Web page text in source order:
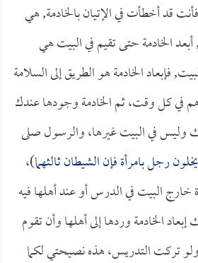
قد أخطأت في الإتيان بالخادمة, هي
الخادمة حتى تقيم في البيت هي
فإبعاد الخادمة هو الطريق إلى السلامة
في كل وقت، ثم الخادمة وجودها عندك
وليس في البيت غيرها، والرسول صلى
رجل بامرأة فإن الشيطان ثالثهما)،
خارج البيت في الدرس أو عند أهلها فيه
الخادمة وردها إلى أهلها وأن تقوم
ولو تركت التدريس، هذه نصيحتي لكما